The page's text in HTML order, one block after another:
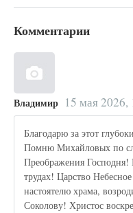
Комментарии
Владимир 15 мая 2026,
Благодарю за этот
Помню Михайловых по
Преображения
трудах! Царство
настоятелю храма,
Соколову! Христос